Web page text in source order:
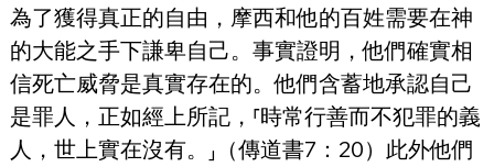
為了獲得真正的自由，摩西和他的百姓需要在神
的大能之手下謙卑自己。事實證明，他們確實相
信死亡威脅是真實存在的。他們含蓄地承認自己
是罪人，正如經上所記，⸢時常行善而不犯罪的義
人，世上實在沒有。⸥（傳道書7：20）此外他們